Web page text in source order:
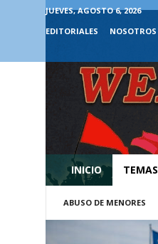
JUEVES, AGOSTO 6, 2026
EDITORIALES
NOSOTROS
INICIO TEMAS
ABUSO DE MENORES